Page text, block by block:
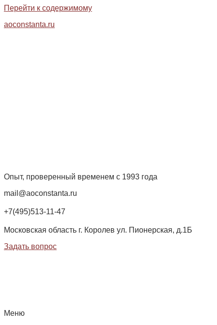
Перейти к содержимому
aoconstanta.ru
Опыт, проверенный временем с 1993 года
mail@aoconstanta.ru
+7(495)513-11-47
Московская область г. Королев ул. Пионерская, д.1Б
Задать вопрос
Меню